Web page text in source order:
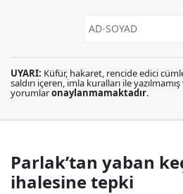
UYARI: Küfür, hakaret, rencide edici
saldırı içeren, imla kuralları ile
yorumlaronaylanmamaktadır.
Parlak’tan yaban
ihalesine tepki